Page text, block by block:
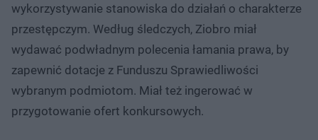
wykorzystywanie stanowiska do działań o charakterze
przestępczym. Według śledczych, Ziobro miał
wydawać podwładnym polecenia łamania prawa, by
zapewnić dotacje z Funduszu Sprawiedliwości
wybranym podmiotom. Miał też ingerować w
przygotowanie ofert konkursowych.